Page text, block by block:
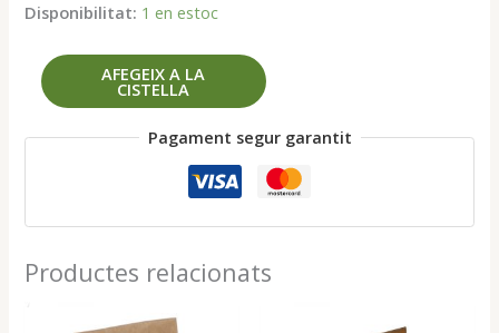
Disponibilitat: 1 en estoc
quantitat
de
de
AFEGEIX A LA
CISTELLA
Pagament segur garantit
Productes relacionats